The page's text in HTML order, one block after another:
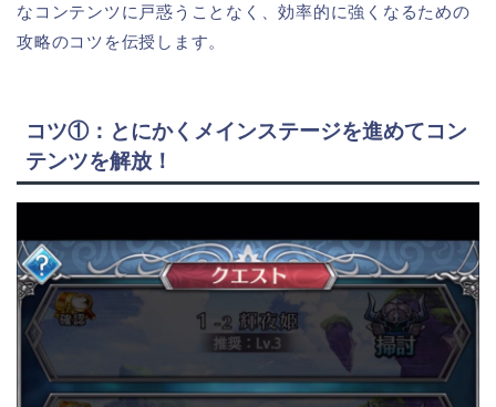
なコンテンツに戸惑うことなく、効率的に強くなるための
攻略のコツを伝授します。
コツ①：とにかくメインステージを進めてコン
テンツを解放！